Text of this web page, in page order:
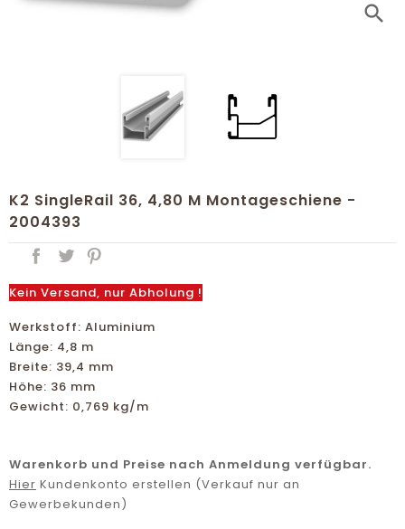
search
K2 SingleRail 36, 4,80 M Montageschiene -
2004393
Kein Versand, nur Abholung !
Werkstoff: Aluminium
Länge: 4,8 m
Breite: 39,4 mm
Höhe: 36 mm
Gewicht: 0,769 kg/m
Warenkorb und Preise nach Anmeldung verfügbar.
Hier Kundenkonto erstellen (Verkauf nur an
Gewerbekunden)